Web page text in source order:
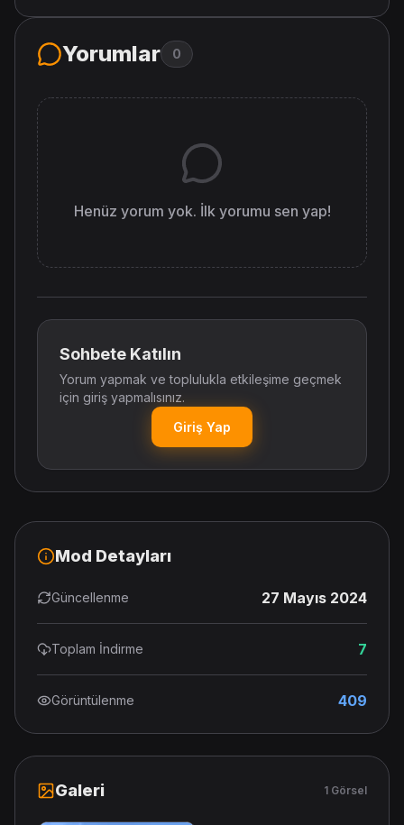
Yorumlar 0
Henüz yorum yok. İlk yorumu sen yap!
Sohbete Katılın
Yorum yapmak ve toplulukla etkileşime geçmek
için giriş yapmalısınız.
Giriş Yap
Mod Detayları
Güncellenme 27 Mayıs 2024
Toplam İndirme 7
Görüntülenme 409
Galeri 1 Görsel